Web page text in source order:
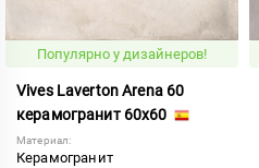
Популярно у дизайнеров!
Vives Laverton Arena 60
керамогранит 60x60
Материал:
Керамогранит